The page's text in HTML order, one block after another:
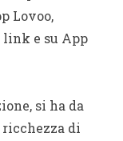
Lovoo,
link e su App
si ha da
ricchezza di